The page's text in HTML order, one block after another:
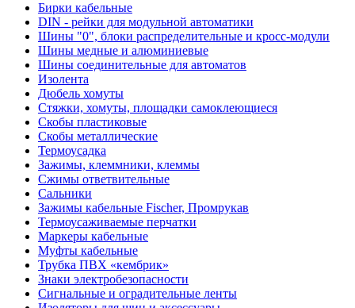
Бирки кабельные
DIN - рейки для модульной автоматики
Шины "0", блоки распределительные и кросс-модули
Шины медные и алюминиевые
Шины соединительные для автоматов
Изолента
Дюбель хомуты
Стяжки, хомуты, площадки самоклеющиеся
Скобы пластиковые
Скобы металлические
Термоусадка
Зажимы, клеммники, клеммы
Сжимы ответвительные
Сальники
Зажимы кабельные Fischer, Промрукав
Термоусаживаемые перчатки
Маркеры кабельные
Муфты кабельные
Трубка ПВХ «кембрик»
Знаки электробезопасности
Сигнальные и оградительные ленты